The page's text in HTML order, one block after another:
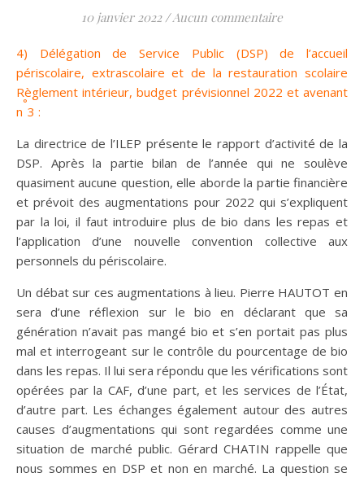
10 janvier 2022 /Aucun commentaire
4) Délégation de Service Public (DSP) de l’accueil
périscolaire, extrascolaire et de la restauration scolaire
Règlement intérieur, budget prévisionnel 2022 et avenant
n
°
3 :
La directrice de l’ILEP présente le rapport d’activité de la
DSP. Après la partie bilan de l’année qui ne soulève
quasiment aucune question, elle aborde la partie financière
et prévoit des augmentations pour 2022 qui s’expliquent
par la loi, il faut introduire plus de bio dans les repas et
l’application d’une nouvelle convention collective aux
personnels du périscolaire.
Un débat sur ces augmentations à lieu. Pierre HAUTOT en
sera d’une réflexion sur le bio en déclarant que sa
génération n’avait pas mangé bio et s’en portait pas plus
mal et interrogeant sur le contrôle du pourcentage de bio
dans les repas. Il lui sera répondu que les vérifications sont
opérées par la CAF, d’une part, et les services de l’État,
d’autre part. Les échanges également autour des autres
causes d’augmentations qui sont regardées comme une
situation de marché public. Gérard CHATIN rappelle que
nous sommes en DSP et non en marché. La question se